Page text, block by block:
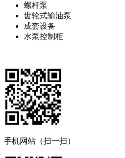
螺杆泵
齿轮式输油泵
成套设备
水泵控制柜
手机网站（扫一扫）